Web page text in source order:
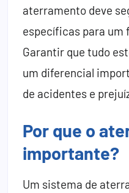
aterramento deve
específicas para um
Garantir que tudo
um diferencial
de acidentes e
Por que o
importante?
Um sistema de